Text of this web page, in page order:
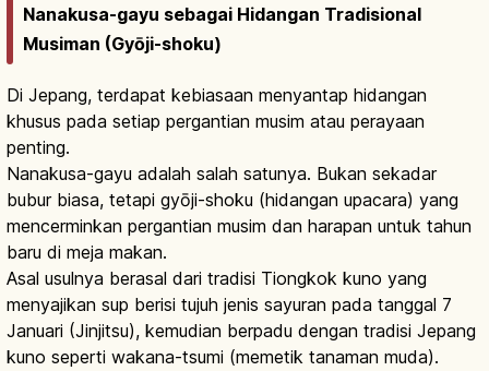
Nanakusa-gayu sebagai Hidangan Tradisional
Musiman (Gyōji-shoku)
Di Jepang, terdapat kebiasaan menyantap hidangan
khusus pada setiap pergantian musim atau perayaan
penting.
Nanakusa-gayu adalah salah satunya. Bukan sekadar
bubur biasa, tetapi gyōji-shoku (hidangan upacara) yang
mencerminkan pergantian musim dan harapan untuk tahun
baru di meja makan.
Asal usulnya berasal dari tradisi Tiongkok kuno yang
menyajikan sup berisi tujuh jenis sayuran pada tanggal 7
Januari (Jinjitsu), kemudian berpadu dengan tradisi Jepang
kuno seperti wakana-tsumi (memetik tanaman muda).